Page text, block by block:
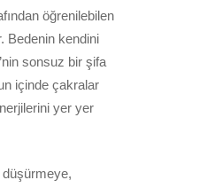
öğrenilebilen
Bedenin kendini
sonsuz bir şifa
içinde çakralar
yer yer
düşürmeye,